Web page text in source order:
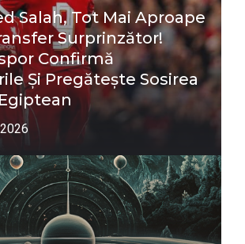
Salah, Tot Mai Aproape
Surprinzător!
Confirmă
Și Pregătește Sosirea